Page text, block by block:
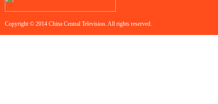
Copyright © 2014 China Central Television. All rights reserved.